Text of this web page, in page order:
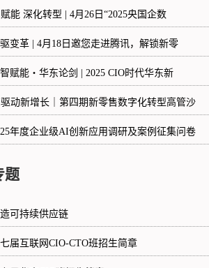
能 深化转型 | 4月26日“2025央国企数
变革 | 4月18日邀您走进腾讯，解锁新零
赋能・华东论剑 | 2025 CIO时代华东新
动新增长｜第四期新零售数字化转型高管沙
年度企业级AI创新应用调研及案例征集问卷
题
可持续供应链
届互联网CIO-CTO班招生简章